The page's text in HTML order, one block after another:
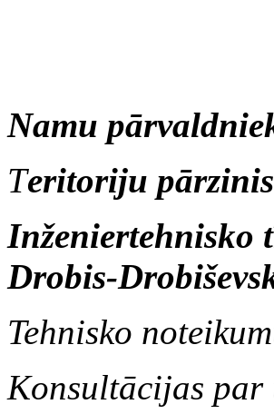
Namu
Teritoriju
Inženiertehnisko
Drobis-
Tehnisko
Konsultācijas par